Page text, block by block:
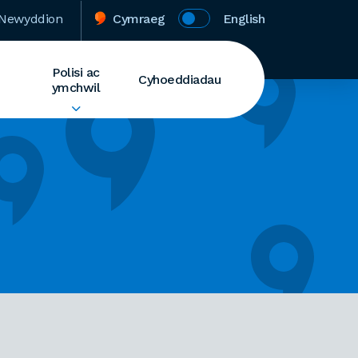
Cymraeg English
Polisi ac
ymchwil
Cyhoeddiadau